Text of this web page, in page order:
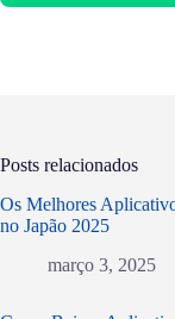
Posts relacionados
Os Melhores
no Japão 2025
março 3, 2025